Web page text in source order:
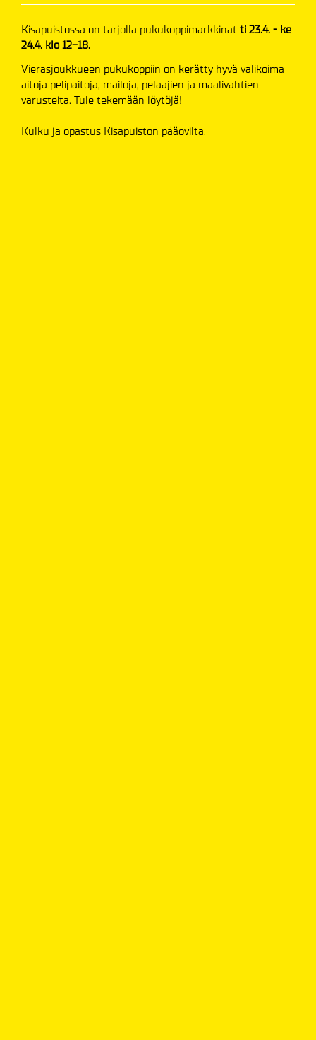
Kisapuistossa on tarjolla pukukoppimarkkinat ti 23.4. - ke
24.4. klo 12-18.
Vierasjoukkueen pukukoppiin on kerätty hyvä valikoima
aitoja pelipaitoja, mailoja, pelaajien ja maalivahtien
varusteita. Tule tekemään löytöjä!
Kulku ja opastus Kisapuiston pääovilta.